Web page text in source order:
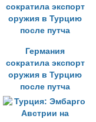
Германия
сократила экспорт
оружия в Турцию
после путча